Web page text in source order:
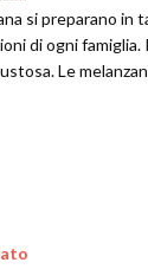
si preparano in
di ogni famiglia.
Le